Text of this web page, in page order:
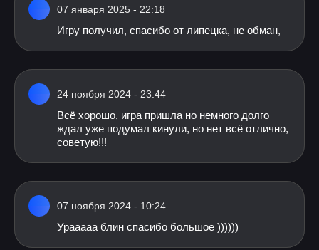
07 января 2025 - 22:18
Игру получил, спасибо от липецка, не обман,
24 ноября 2024 - 23:44
Всё хорошо, игра пришла но немного долго
ждал уже подумал кинули, но нет всё отлично,
советую!!!
07 ноября 2024 - 10:24
Урааааа блин спасибо большое ))))))